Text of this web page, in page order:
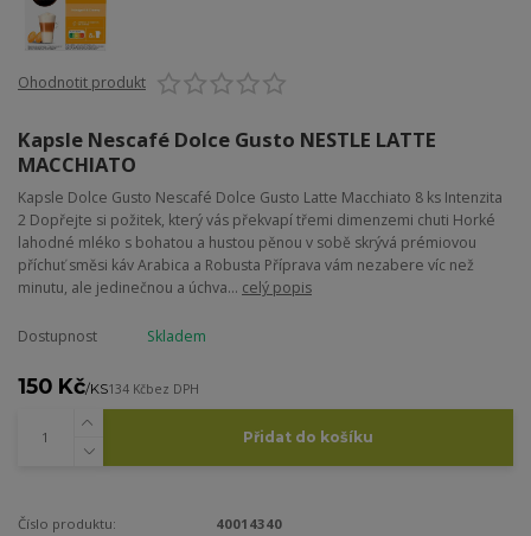
Ohodnotit produkt
Kapsle Nescafé Dolce Gusto NESTLE LATTE
MACCHIATO
Kapsle Dolce Gusto Nescafé Dolce Gusto Latte Macchiato 8 ks Intenzita
2 Dopřejte si požitek, který vás překvapí třemi dimenzemi chuti Horké
lahodné mléko s bohatou a hustou pěnou v sobě skrývá prémiovou
příchuť směsi káv Arabica a Robusta Příprava vám nezabere víc než
minutu, ale jedinečnou a úchva... celý popis
Dostupnost Skladem
150 Kč/KS134 Kčbez DPH
Přidat do košíku
Číslo produktu:
40014340